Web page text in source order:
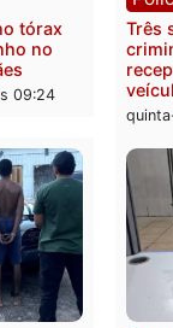
do TSE,
e
que
mandato
às 18:20